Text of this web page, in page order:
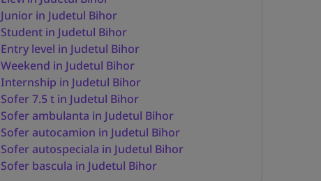
Junior in Judetul Bihor
Student in Judetul Bihor
Entry level in Judetul Bihor
Weekend in Judetul Bihor
Internship in Judetul Bihor
Sofer 7.5 t in Judetul Bihor
Sofer ambulanta in Judetul Bihor
Sofer autocamion in Judetul Bihor
Sofer autospeciala in Judetul Bihor
Sofer bascula in Judetul Bihor